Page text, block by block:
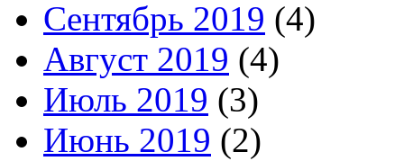
Сентябрь 2019 (4)
Август 2019 (4)
Июль 2019 (3)
Июнь 2019 (2)